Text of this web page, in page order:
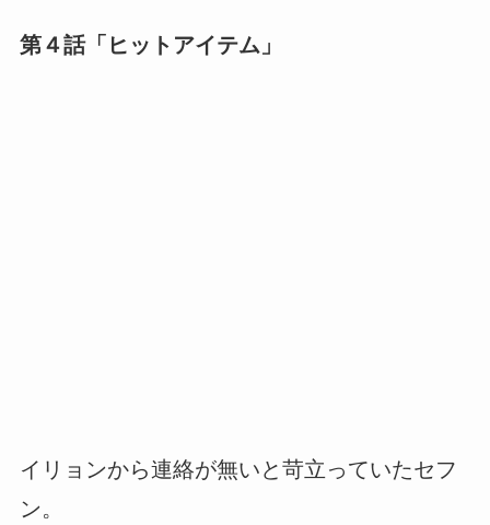
第４話「ヒットアイテム」
イリョンから連絡が無いと苛立っていたセフ
ン。